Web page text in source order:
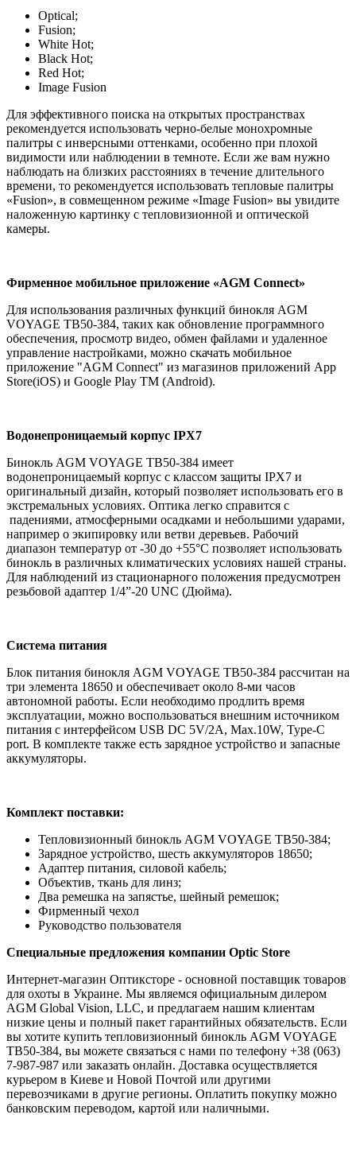
Optical;
Fusion;
White Hot;
Black Hot;
Red Hot;
Image Fusion
Для эффективного поиска на открытых пространствах
рекомендуется использовать черно-белые монохромные
палитры с инверсными оттенками, особенно при плохой
видимости или наблюдении в темноте. Если же вам нужно
наблюдать на близких расстояниях в течение длительного
времени, то рекомендуется использовать тепловые палитры
«Fusion», в совмещенном режиме «Image Fusion» вы увидите
наложенную картинку с тепловизионной и оптической
камеры.
Фирменное мобильное приложение «AGM Connect»
Для использования различных функций бинокля AGM
VOYAGE TB50-384, таких как обновление программного
обеспечения, просмотр видео, обмен файлами и удаленное
управление настройками, можно скачать мобильное
приложение "AGM Connect" из магазинов приложений App
Store(iOS) и Google Play TM (Android).
Водонепроницаемый корпус IPX7
Бинокль AGM VOYAGE TB50-384 имеет
водонепроницаемый корпус с классом защиты IPX7 и
оригинальный дизайн, который позволяет использовать его в
экстремальных условиях. Оптика легко справится с
падениями, атмосферными осадками и небольшими ударами,
например о экипировку или ветви деревьев. Рабочий
диапазон температур от -30 до +55°С позволяет использовать
бинокль в различных климатических условиях нашей страны.
Для наблюдений из стационарного положения предусмотрен
резьбовой адаптер 1/4”-20 UNC (Дюйма).
Система питания
Блок питания бинокля AGM VOYAGE TB50-384 рассчитан на
три элемента 18650 и обеспечивает около 8-ми часов
автономной работы. Если необходимо продлить время
эксплуатации, можно воспользоваться внешним источником
питания с интерфейсом USB DC 5V/2A, Max.10W, Type-C
port. В комплекте также есть зарядное устройство и запасные
аккумуляторы.
Комплект поставки:
Тепловизионный бинокль AGM VOYAGE TB50-384;
Зарядное устройство, шесть аккумуляторов 18650;
Адаптер питания, силовой кабель;
Объектив, ткань для линз;
Два ремешка на запястье, шейный ремешок;
Фирменный чехол
Руководство пользователя
Специальные предложения компании Optic Store
Интернет-магазин Оптиксторе - основной поставщик товаров
для охоты в Украине. Мы являемся официальным дилером
AGM Global Vision, LLC, и предлагаем нашим клиентам
низкие цены и полный пакет гарантийных обязательств. Если
вы хотите купить тепловизионный бинокль AGM VOYAGE
TB50-384, вы можете связаться с нами по телефону +38 (063)
7-987-987 или заказать онлайн. Доставка осуществляется
курьером в Киеве и Новой Почтой или другими
перевозчиками в другие регионы. Оплатить покупку можно
банковским переводом, картой или наличными.